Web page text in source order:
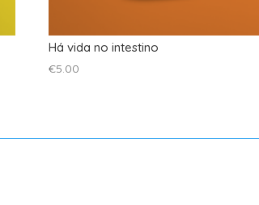
Há vida no intestino
€5.00